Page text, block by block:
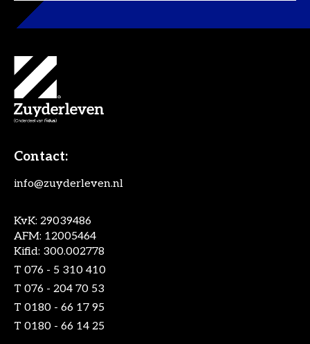
Contact:
info@zuyderleven.nl
KvK: 29039486
AFM: 12005464
Kifid: 300.002778
T 076 - 5 310 410
T 076 - 204 70 53
T 0180 - 66 17 95
T 0180 - 66 14 25